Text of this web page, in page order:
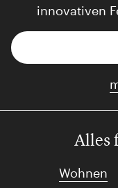
innovativen
Alles
Wohnen